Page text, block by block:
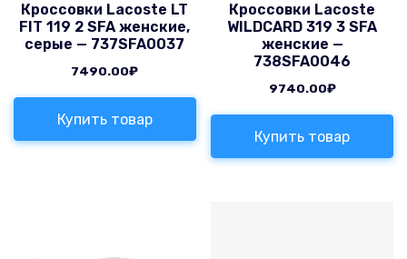
Кроссовки Lacoste LT
FIT 119 2 SFA женские,
серые — 737SFA0037
7490.00₽
Купить товар
Кроссовки Lacoste
WILDCARD 319 3 SFA
женские —
738SFA0046
9740.00₽
Купить товар